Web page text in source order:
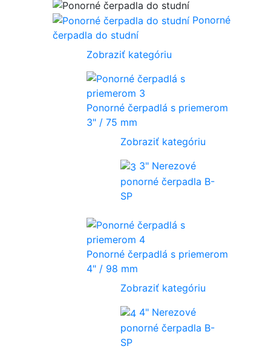
Ponorné
čerpadla do studní
Zobraziť kategóriu
Ponorné čerpadlá s priemerom
3" / 75 mm
Zobraziť kategóriu
3" Nerezové
ponorné čerpadla B-
SP
Ponorné čerpadlá s priemerom
4" / 98 mm
Zobraziť kategóriu
4" Nerezové
ponorné čerpadla B-
SP